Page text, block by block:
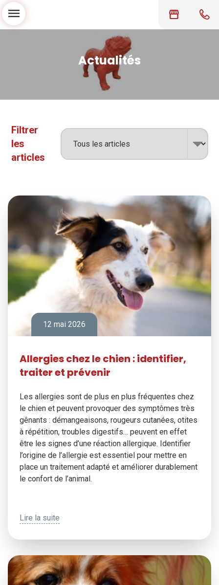
storefront
menu
Actualités
Filtrer
les
articles
12 mai 2026
Allergies chez le chien : identifier,
traiter et prévenir
Les allergies sont de plus en plus fréquentes chez
le chien et peuvent provoquer des symptômes très
gênants : démangeaisons, rougeurs cutanées, otites
à répétition, troubles digestifs… peuvent en effet
être les signes d’une réaction allergique. Identifier
l’origine de l’allergie est essentiel pour mettre en
place un traitement adapté et améliorer durablement
le confort de l’animal.
Lire la suite